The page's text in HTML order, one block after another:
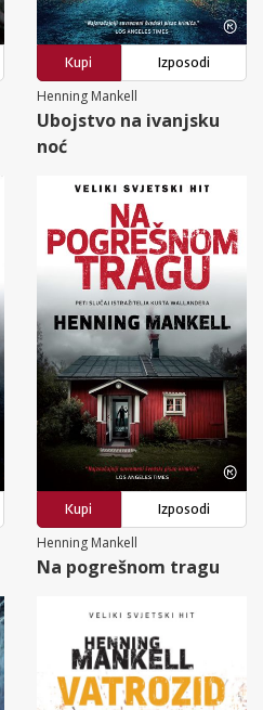
Kupi
Izposodi
Henning Mankell
Ubojstvo na ivanjsku
noć
Kupi
Izposodi
Henning Mankell
Na pogrešnom tragu